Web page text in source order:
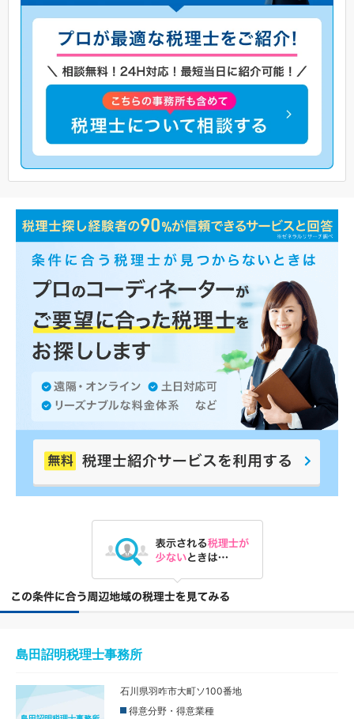
島田詔明税理士事務所
石川県羽咋市大町ソ100番地
得意分野・得意業種